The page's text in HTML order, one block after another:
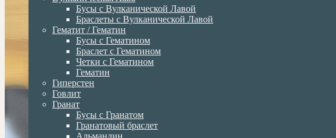
Бусы с Вулканической Лавой
Браслеты с Вулканической Лавой
Гематит / Гематин
Бусы с Гематином
Браслет с Гематином
Четки с Гематином
Гематин
Гиперстен
Говлит
Гранат
Бусы с Гранатом
Гранатовый браслет
Альмандин